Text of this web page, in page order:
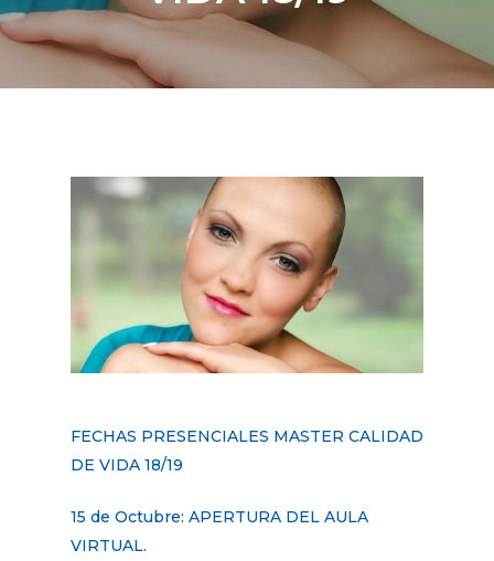
FECHAS PRESENCIALES MASTER CALIDAD
DE VIDA 18/19
15 de Octubre: APERTURA DEL AULA
VIRTUAL.